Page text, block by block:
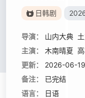
日韩剧
导演： 山内大典
主演：
木南晴夏
更新：
2026-06-
备注：
已完结
语言：
日语